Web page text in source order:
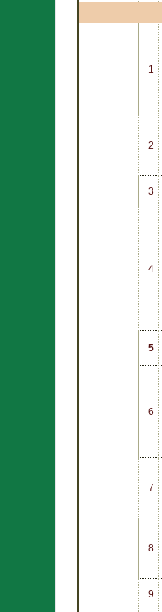
1
2
3
4
5
6
7
8
9